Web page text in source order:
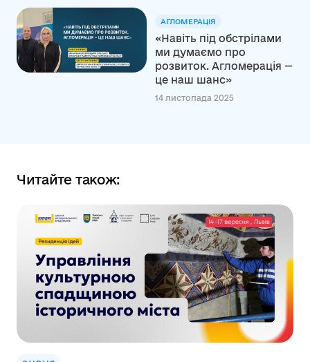
АГЛОМЕРАЦІЯ
«Навіть під обстрілами
ми думаємо про
розвиток. Агломерація —
це наш шанс»
14 листопада 2025
Читайте також: